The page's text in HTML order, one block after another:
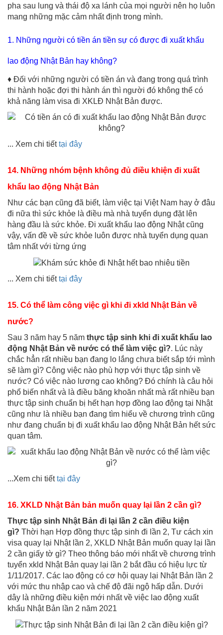
pha sau lung và thái độ xa lánh của mọi người nên họ luôn
mang những mặc cảm nhất định trong mình.
1. Những người có tiền án tiền sự có được đi xuất khẩu
lao động Nhật Bản hay không?
♦ Đối với những người có tiền án và đang trong quá trình
thi hành hoặc đợi thi hành án thì người đó không thể có
khả năng làm visa đi XKLĐ Nhật Bản được.
... Xem chi tiếttại đây
14. Những nhóm bệnh không đủ điều khiện đi xuất
khẩu lao động Nhật Bản
Như các bạn cũng đã biết, làm việc tại Việt Nam hay ở đâu
đi nữa thì sức khỏe là điều mà nhà tuyển dụng đặt lên
hàng đầu là sức khỏe. Đi xuất khẩu lao động Nhật cũng
vậy, vấn đề về sức khỏe luôn được nhà tuyển dụng quan
tâm nhất với từng ứng
... Xem chi tiếttại đây
15. Có thể làm công việc gì khi đi xkld Nhật Bản về
nước?
Sau 3 năm hay 5 năm thực tập sinh khi đi xuất khẩu lao
động Nhật Bản về nước có thể làm việc gì?. Lúc này
chắc hẳn rất nhiều bạn đang lo lắng chưa biết sắp tới mình
sẽ làm gì? Công việc nào phù hợp với thực tập sinh về
nước? Có việc nào lương cao không? Đó chính là câu hỏi
phổ biến nhất và là điều băng khoăn nhất mà rất nhiều bạn
thực tập sinh chuẩn bị hết hạn hợp đồng lao động tại Nhật
cũng như là nhiều bạn đang tìm hiểu về chương trình cũng
như đang chuẩn bị đi xuất khẩu lao động Nhật Bản hết sức
quan tâm.
...Xem chi tiếttại đây
16. XKLD Nhật Bản bản muốn quay lại lần 2 cần gì?
Thực tập sinh Nhật Bản đi lại lần 2 cần điều kiện
gì? Thời hạn Hợp đồng thực tập sinh đi lần 2, Tư cách xin
visa quay lại Nhật lần 2, XKLD Nhật Bản muốn quay lại lần
2 cần giấy tờ gì? Theo thông báo mới nhất về chương trình
tuyển xkld Nhật Bản quay lại lần 2 bắt đầu có hiệu lực từ
1/11/2017. Các lao động có cơ hội quay lại Nhật Bản lần 2
với mức thu nhập cao và chế độ đãi ngộ hấp dẫn. Dưới
dây là những điều kiện mới nhất về việc lao động xuất
khẩu Nhật Bản lần 2 năm 2021